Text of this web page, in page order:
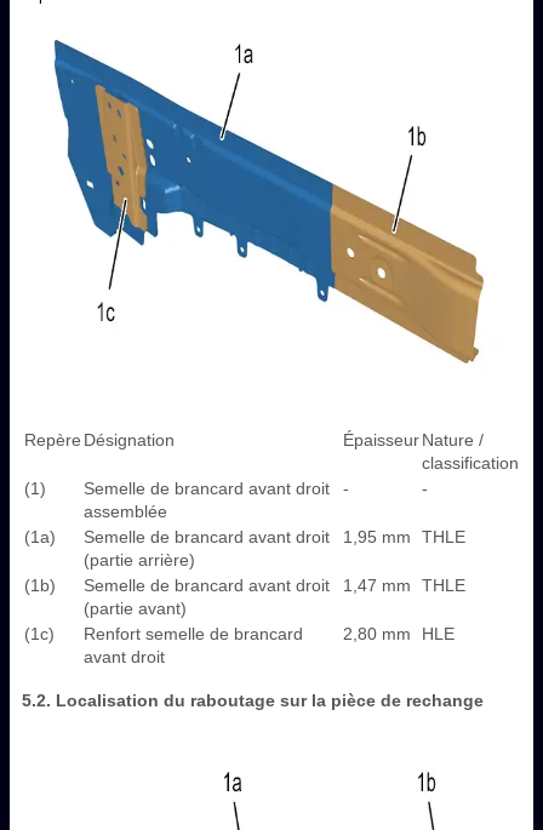
Repère Désignation ÉpaisseurNature /
classification
(1)
Semelle de brancard avant droit
assemblée
- -
(1a)
Semelle de brancard avant droit
(partie arrière)
1,95 mm THLE
(1b)
Semelle de brancard avant droit
(partie avant)
1,47 mm THLE
(1c)
Renfort semelle de brancard
avant droit
2,80 mm HLE
5.2. Localisation du raboutage sur la pièce de rechange